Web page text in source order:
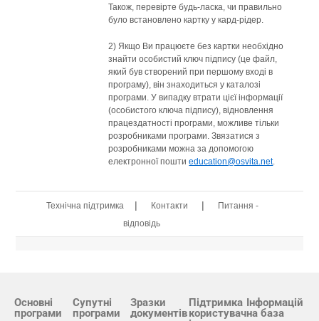
Також, перевірте будь-ласка, чи правильно
було встановлено картку у кард-рідер.
2) Якщо Ви працюєте без картки необхідно
знайти особистий ключ підпису (це файл,
який був створений при першому вході в
програму), він знаходиться у каталозі
програми. У випадку втрати цієї інформації
(особистого ключа підпису), відновлення
працездатності програми, можливе тільки
розробниками програми. Звязатися з
розробниками можна за допомогою
електронної поштиeducation@osvita.net.
Технічна підтримка | Контакти |
Питання -
відповідь
Основні
програми
Супутні
програми
Зразки
документів
Підтримка
користувач
Інформацій
на база